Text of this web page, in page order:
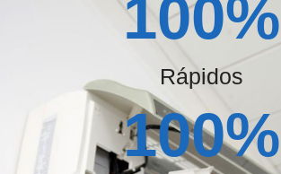
Rápidos
100%
100%